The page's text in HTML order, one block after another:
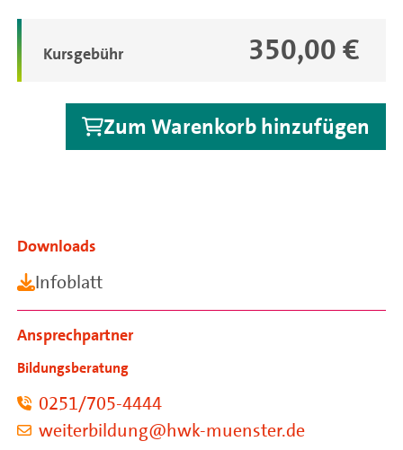
Gebühren
Kursgebühr 350,00 €
Zum Warenkorb hinzufügen
Downloads
Infoblatt
Ansprechpartner
Bildungsberatung
0251/705-4444
weiterbildung@hwk-muenster.de